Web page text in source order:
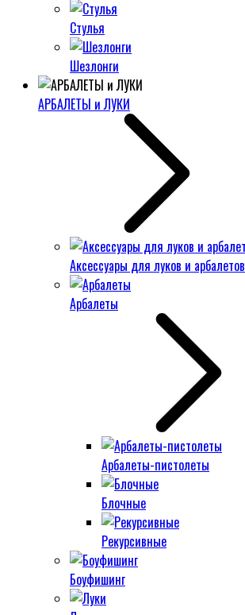
Стулья
Шезлонги
АРБАЛЕТЫ и ЛУКИ
Аксессуары для луков и арбалетов
Арбалеты
Арбалеты-пистолеты
Блочные
Рекурсивные
Боуфишинг